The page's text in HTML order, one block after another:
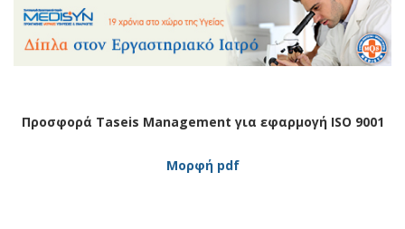
Προσφορά Taseis Management για εφαρμογή ISO 9001
Μορφή pdf